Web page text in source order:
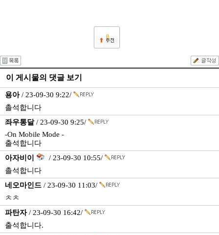
0
이 게시물의 댓글 보기
용아/ 23-09-30 9:22/
촐석합니다
좌우통달/ 23-09-30 9:25/
-On Mobile Mode -
출석합니다
아자비이
/ 23-09-30 10:55/
촐석합니다
네오마인드 / 23-09-30 11:03/
ㅊㅊ
파탄자/ 23-09-30 16:42/
출석합니다.